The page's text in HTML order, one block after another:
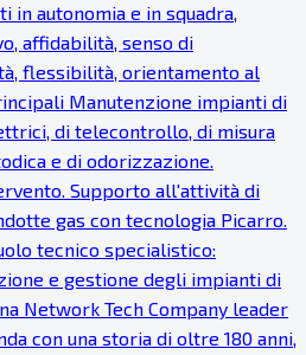
autonomia e in squadra,
affidabilità, senso di
flessibilità, orientamento al
Manutenzione impianti di
di telecontrollo, di misura
e di odorizzazione.
Supporto all'attività di
gas con tecnologia Picarro.
tecnico specialistico:
e gestione degli impianti di
Network Tech Company leader
con una storia di oltre 180 anni,